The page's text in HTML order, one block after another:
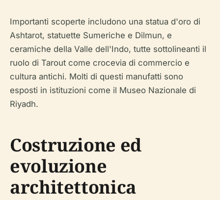
Importanti scoperte includono una statua d'oro di
Ashtarot, statuette Sumeriche e Dilmun, e
ceramiche della Valle dell'Indo, tutte sottolineanti il
ruolo di Tarout come crocevia di commercio e
cultura antichi. Molti di questi manufatti sono
esposti in istituzioni come il Museo Nazionale di
Riyadh.
Costruzione ed
evoluzione
architettonica